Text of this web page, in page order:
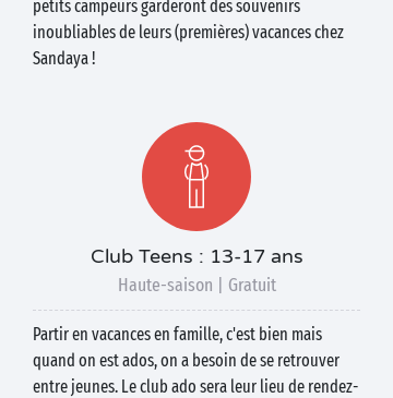
petits campeurs garderont des souvenirs
inoubliables de leurs (premières) vacances chez
Sandaya !
Club Teens : 13-17 ans
Haute-saison | Gratuit
Partir en vacances en famille, c'est bien mais
quand on est ados, on a besoin de se retrouver
entre jeunes. Le club ado sera leur lieu de rendez-